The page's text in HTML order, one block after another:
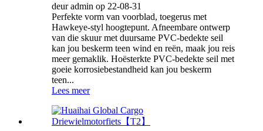
deur admin op 22-08-31
Perfekte vorm van voorblad, toegerus met
Hawkeye-styl hoogtepunt. Afneembare ontwerp
van die skuur met duursame PVC-bedekte seil
kan jou beskerm teen wind en reën, maak jou reis
meer gemaklik. Hoësterkte PVC-bedekte seil met
goeie korrosiebestandheid kan jou beskerm
teen...
Lees meer